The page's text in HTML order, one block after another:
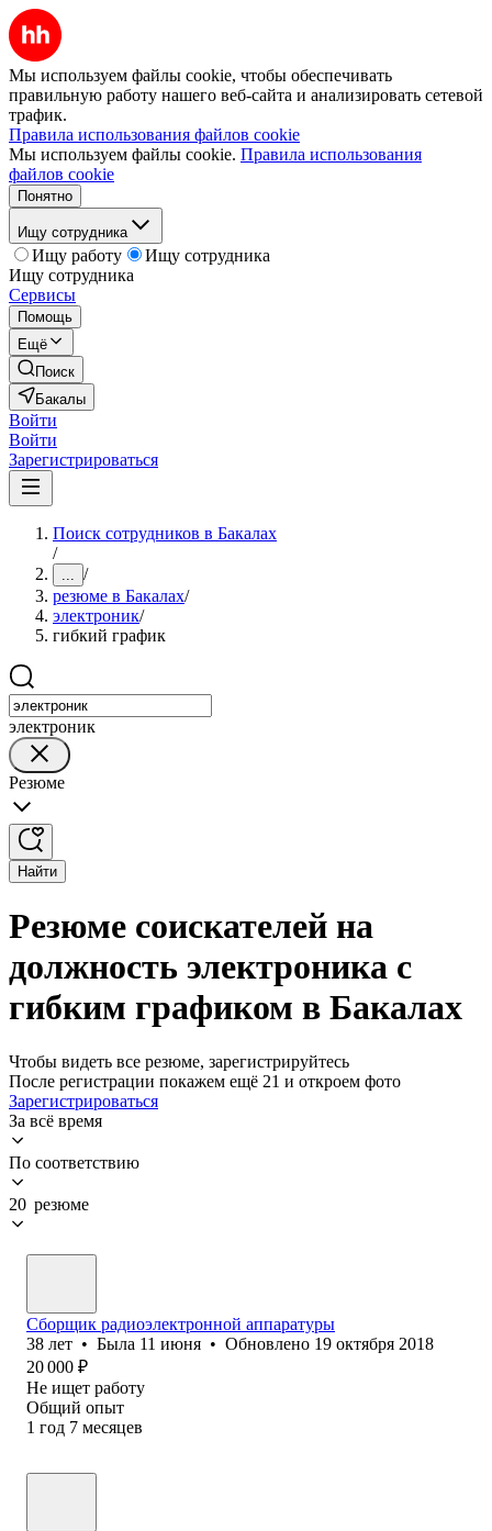
Мы используем файлы cookie, чтобы обеспечивать
правильную работу нашего веб-сайта и анализировать сетевой
трафик.
Правила использования файлов cookie
Мы используем файлы cookie. Правила использования
файлов cookie
Понятно
Ищу сотрудника
Ищу работу
Ищу сотрудника
Ищу сотрудника
Сервисы
Помощь
Ещё
Поиск
Бакалы
Войти
Войти
Зарегистрироваться
Поиск сотрудников в Бакалах
/
... /
резюме в Бакалах/
электроник/
гибкий график
электроник
Резюме
Найти
Резюме соискателей на
должность электроника с
гибким графиком в Бакалах
Чтобы видеть все резюме, зарегистрируйтесь
После регистрации покажем ещё 21 и откроем фото
Зарегистрироваться
За всё время
По соответствию
20 резюме
Сборщик радиоэлектронной аппаратуры
38 лет • Была 11 июня • Обновлено 19 октября 2018
20 000 ₽
Не ищет работу
Общий опыт
1 год 7 месяцев